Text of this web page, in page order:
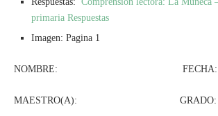
primaria Respuestas
Imagen: Pagina 1
NOMBRE: FECHA:
MAESTRO(A):